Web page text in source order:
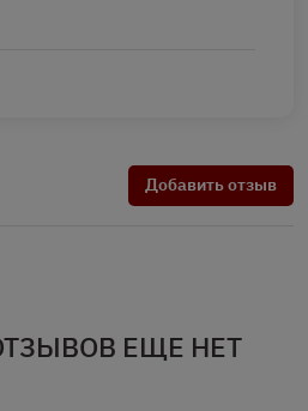
Добавить отзыв
ЕЩЕ НЕТ